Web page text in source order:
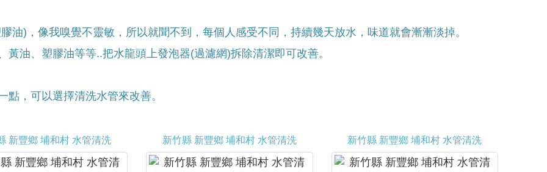
油)，像我嗅覺不靈敏，所以就聞不到，每個人感受不同，持續幾天放水，味道就會漸漸淡掉。
油、塑膠油等等..把水龍頭上發泡器(過濾網)拆除清潔即可改善。
，可以選擇清洗水管來改善。
新豐鄉 埔和村 水管清洗 新竹縣 新豐鄉 埔和村 水管清洗 新竹縣 新豐鄉 埔和村 水管清洗